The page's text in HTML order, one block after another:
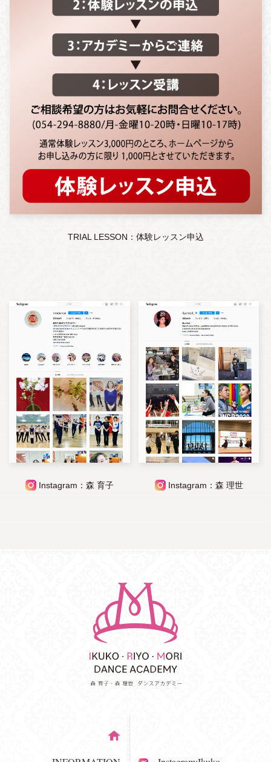
TRIAL LESSON：体験レッスン申込
Instagram：森 育子 Instagram：森 理世